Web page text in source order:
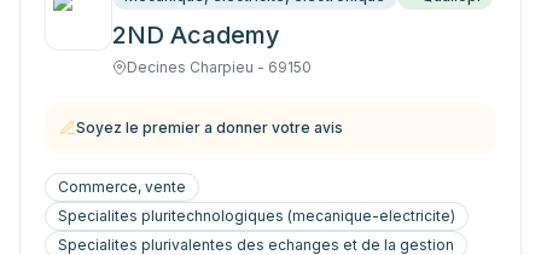
2ND Academy
Decines Charpieu - 69150
Soyez le premier a donner votre avis
Commerce, vente
Specialites pluritechnologiques (mecanique-electricite)
Specialites plurivalentes des echanges et de la gestion